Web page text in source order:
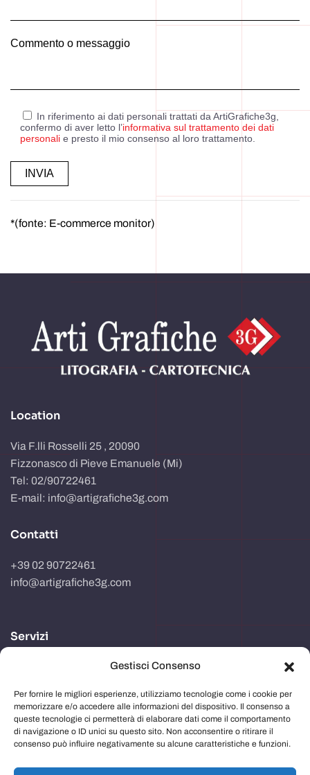
Gestisci Consenso
Per fornire le migliori esperienze, utilizziamo tecnologie come i cookie per
memorizzare e/o accedere alle informazioni del dispositivo. Il consenso a
queste tecnologie ci permetterà di elaborare dati come il comportamento
di navigazione o ID unici su questo sito. Non acconsentire o ritirare il
consenso può influire negativamente su alcune caratteristiche e funzioni.
Commento o messaggio
In riferimento ai dati personali trattati da ArtiGrafiche3g,
confermo di aver letto l’informativa sul trattamento dei dati
personali e presto il mio consenso al loro trattamento.
*(fonte: E-commerce monitor)
Location
Via F.lli Rosselli 25 , 20090
Fizzonasco di Pieve Emanuele (Mi)
Tel: 02/90722461
E-mail: info@artigrafiche3g.com
Contatti
+39 02 90722461
info@artigrafiche3g.com
Servizi
Realizzazione packaging
Progettazione e studio grafico
Comunicazione in store
Imballaggi